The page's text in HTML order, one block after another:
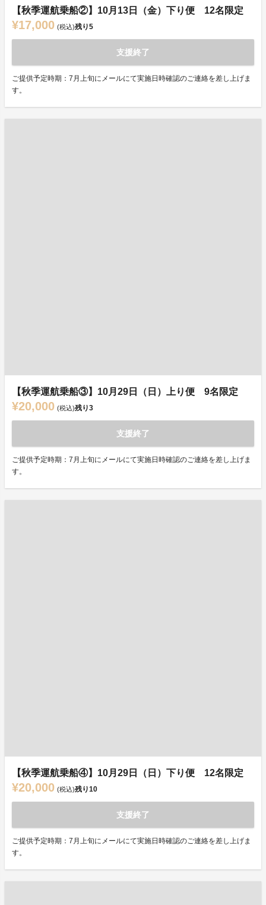
【秋季運航乗船②】10月13日（金）下り便 12名限定
¥17,000 (税込)残り5
支援終了
ご提供予定時期：7月上旬にメールにて実施日時確認のご連絡を差し上げま
す。
【秋季運航乗船③】10月29日（日）上り便 9名限定
¥20,000 (税込)残り3
支援終了
ご提供予定時期：7月上旬にメールにて実施日時確認のご連絡を差し上げま
す。
【秋季運航乗船④】10月29日（日）下り便 12名限定
¥20,000 (税込)残り10
支援終了
ご提供予定時期：7月上旬にメールにて実施日時確認のご連絡を差し上げま
す。